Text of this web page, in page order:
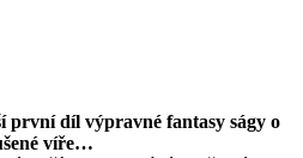
první díl výpravné fantasy ságy o
víře…